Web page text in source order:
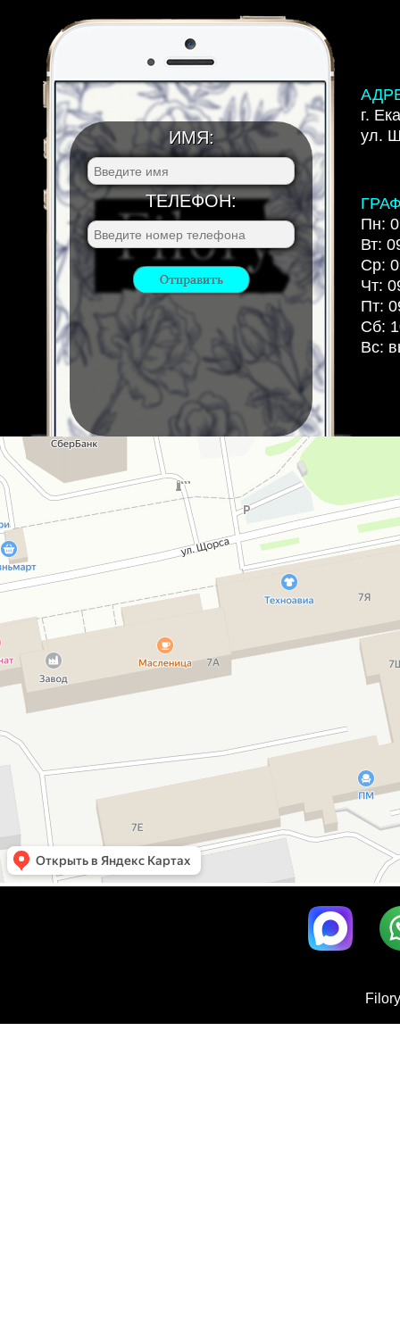
ИМЯ:
ТЕЛЕФОН:
г.
ул.
Пн:
Вт:
Ср:
Чт:
Пт:
Сб:
Вс: